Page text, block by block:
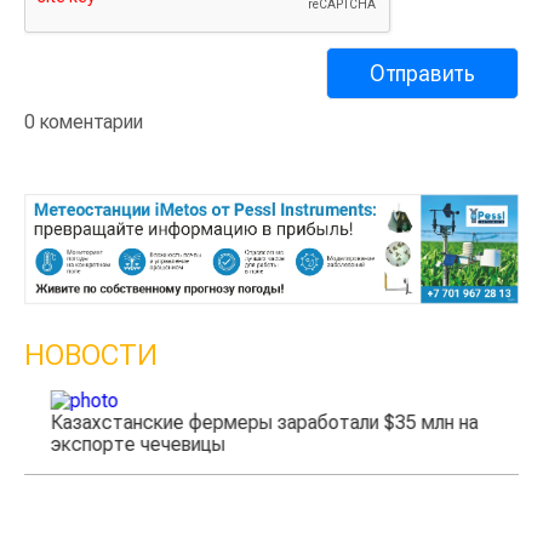
0 коментарии
НОВОСТИ
Казахстанские фермеры заработали $35 млн на
экспорте чечевицы